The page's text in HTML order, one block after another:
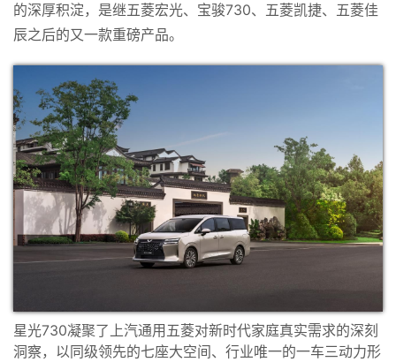
的深厚积淀，是继五菱宏光、宝骏730、五菱凯捷、五菱佳
辰之后的又一款重磅产品。
星光730凝聚了上汽通用五菱对新时代家庭真实需求的深刻
洞察，以同级领先的七座大空间、行业唯一的一车三动力形